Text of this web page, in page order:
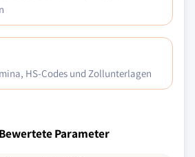
HS-Codes und Zollunterlagen
Parameter